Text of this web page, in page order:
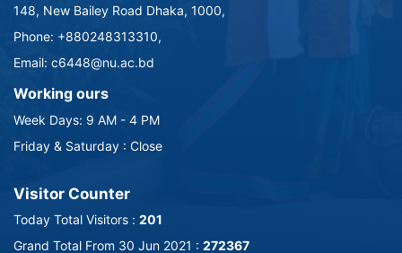
148, New Bailey Road Dhaka, 1000,
Phone: +880248313310,
Email: c6448@nu.ac.bd
Working ours
Week Days: 9 AM - 4 PM
Friday & Saturday : Close
Visitor Counter
Today Total Visitors : 201
Grand Total From 30 Jun 2021 : 272367